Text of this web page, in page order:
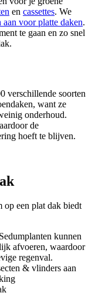
en cassettes. We
voor platte daken.
te gaan en zo snel
verschillende soorten
want ze
onderhoud.
de
hoeft te blijven.
op een plat dak biedt
kunnen
afvoeren, waardoor
regenval.
& vlinders aan